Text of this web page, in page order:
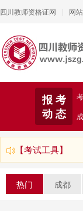
四川教师资格证网 网
报 考
动 态
【考试工具】
热门 成都